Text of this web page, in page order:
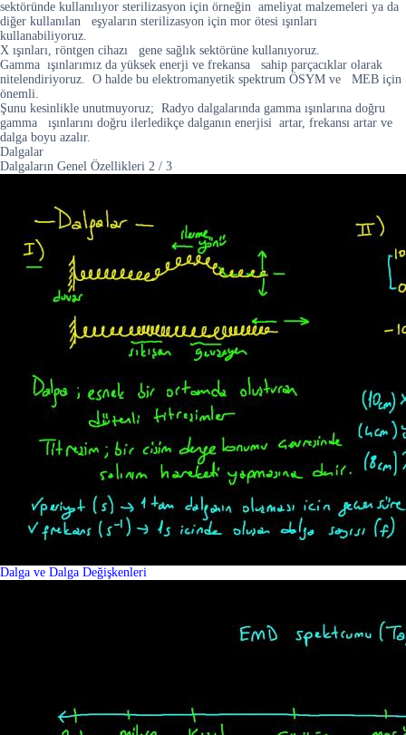
sektöründe kullanılıyor sterilizasyon için örneğin ameliyat malzemeleri ya da
diğer kullanılan eşyaların sterilizasyon için mor ötesi ışınları
kullanabiliyoruz.
X ışınları, röntgen cihazı gene sağlık sektörüne kullanıyoruz.
Gamma ışınlarımız da yüksek enerji ve frekansa sahip parçacıklar olarak
nitelendiriyoruz. O halde bu elektromanyetik spektrum ÖSYM ve MEB için
önemli.
Şunu kesinlikle unutmuyoruz; Radyo dalgalarında gamma ışınlarına doğru
gamma ışınlarını doğru ilerledikçe dalganın enerjisi artar, frekansı artar ve
dalga boyu azalır.
Dalgalar
Dalgaların Genel Özellikleri 2 / 3
Dalga ve Dalga Değişkenleri